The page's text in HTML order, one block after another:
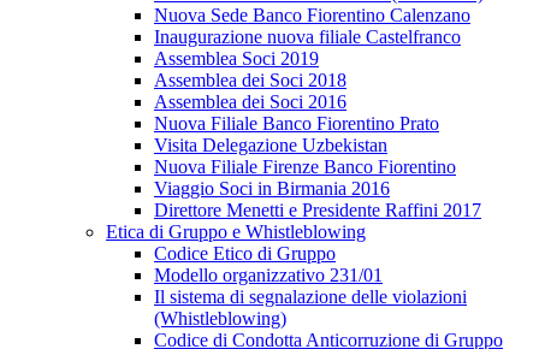
Nuova Sede Banco Fiorentino Calenzano
Inaugurazione nuova filiale Castelfranco
Assemblea Soci 2019
Assemblea dei Soci 2018
Assemblea dei Soci 2016
Nuova Filiale Banco Fiorentino Prato
Visita Delegazione Uzbekistan
Nuova Filiale Firenze Banco Fiorentino
Viaggio Soci in Birmania 2016
Direttore Menetti e Presidente Raffini 2017
Etica di Gruppo e Whistleblowing
Codice Etico di Gruppo
Modello organizzativo 231/01
Il sistema di segnalazione delle violazioni
(Whistleblowing)
Codice di Condotta Anticorruzione di Gruppo